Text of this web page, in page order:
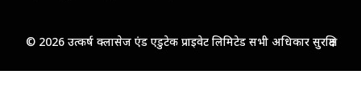
© 2026 उत्कर्ष क्लासेज एंड एडुटेक प्राइवेट लिमिटेड सभी अधिकार सुरक्षित